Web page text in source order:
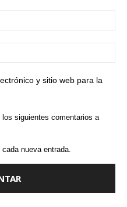
y sitio web para la
siguientes comentarios a
nueva entrada.